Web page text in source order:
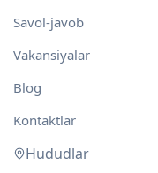
Savol-javob
Vakansiyalar
Blog
Kontaktlar
Hududlar